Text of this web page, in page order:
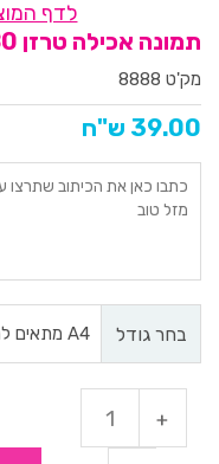
לדף
תמונה אכילה טרזן 880
מק'ט 8888
39.00 ש"ח
בחר גודל